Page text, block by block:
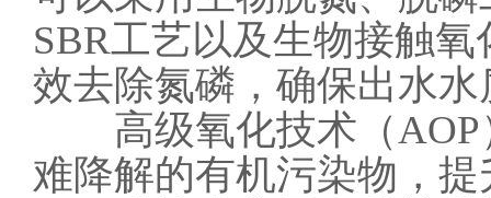
SBR工艺以及生物接触
效去除氮磷，确保出水
高级氧化技术（AOP
难降解的有机污染物，